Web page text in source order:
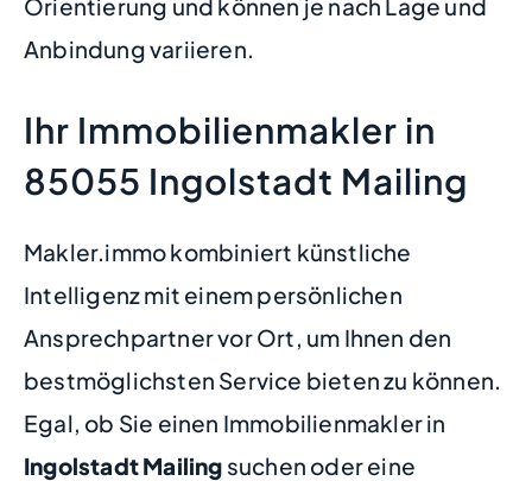
Orientierung und können je nach Lage und
Anbindung variieren.
Ihr Immobilienmakler in
85055 Ingolstadt Mailing
Makler.immo kombiniert künstliche
Intelligenz mit einem persönlichen
Ansprechpartner vor Ort, um Ihnen den
bestmöglichsten Service bieten zu können.
Egal, ob Sie einen Immobilienmakler in
Ingolstadt Mailing suchen oder eine